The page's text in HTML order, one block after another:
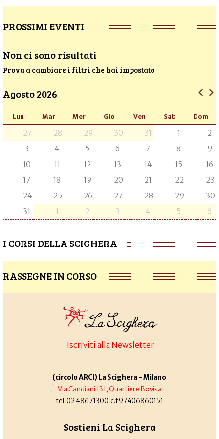
PROSSIMI EVENTI
Non ci sono risultati
Prova a cambiare i filtri che hai impostato
Agosto 2026
Lun Mar Mer Gio Ven Sab Dom
27 28 29 30 31 1
2
3
4 5 6 7 8
9
10
11 12 13 14 15
16
17
18 19 20 21 22
23
24
25 26 27 28 29
30
31
1 2 3 4 5 6
I CORSI DELLA SCIGHERA
RASSEGNE IN CORSO
Iscriviti alla Newsletter
(circolo ARCI) La Scighera - Milano
Via Candiani 131, Quartiere Bovisa
tel. 02 48671300 c.f.97406860151
Sostieni La Scighera